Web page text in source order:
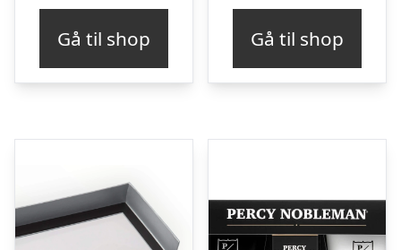
Gå til shop Gå til shop